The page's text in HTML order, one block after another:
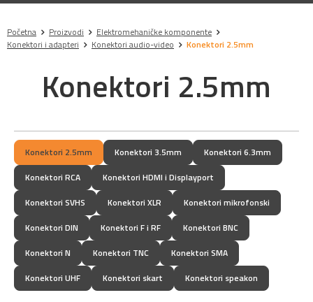
Početna Proizvodi
Elektromehaničke komponente
Konektori i adapteri
Konektori audio-video Konektori 2.5mm
Konektori 2.5mm
Konektori 2.5mm Konektori 3.5mm
Konektori 6.3mm
Konektori RCA
Konektori HDMI i Displayport
Konektori SVHS
Konektori XLR
Konektori mikrofonski
Konektori DIN
Konektori F i RF
Konektori BNC
Konektori N
Konektori TNC
Konektori SMA
Konektori UHF
Konektori skart Konektori speakon